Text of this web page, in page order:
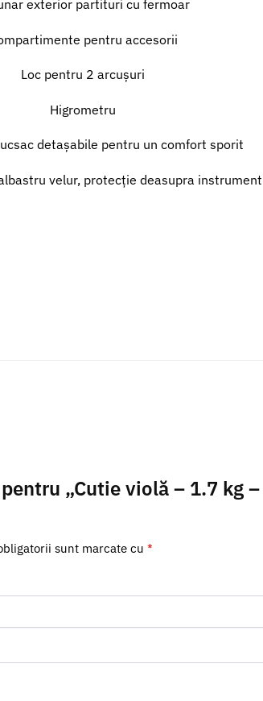
exterior partituri cu fermoar
pentru accesorii
Loc pentru 2 arcușuri
Higrometru
detașabile pentru un comfort sporit
velur, protecție deasupra
„Cutie violă – 1.7 kg
sunt marcate cu *